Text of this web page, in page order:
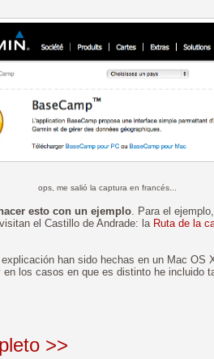
ops, me salió la captura en francés...
esto con un ejemplo . Para el
el Castillo de Andrade: la Ruta de la
han sido hechas en un Mac OS
los casos en que es distinto he incluido
>>